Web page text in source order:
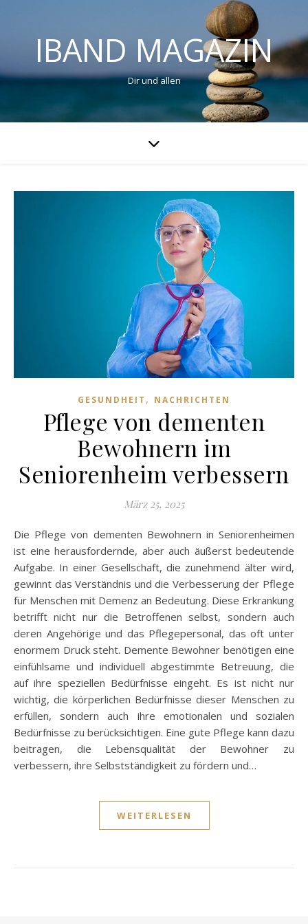
IBAND MAGAZIN
Dir und allen
GESUNDHEIT , NACHRICHTEN
Pflege von dementen
Bewohnern im
Seniorenheim verbessern
März 25, 2025
Die Pflege von dementen Bewohnern in Seniorenheimen
ist eine herausfordernde, aber auch äußerst bedeutende
Aufgabe. In einer Gesellschaft, die zunehmend älter wird,
gewinnt das Verständnis und die Verbesserung der Pflege
für Menschen mit Demenz an Bedeutung. Diese Erkrankung
betrifft nicht nur die Betroffenen selbst, sondern auch
deren Angehörige und das Pflegepersonal, das oft unter
enormem Druck steht. Demente Bewohner benötigen eine
einfühlsame und individuell abgestimmte Betreuung, die
auf ihre speziellen Bedürfnisse eingeht. Es ist nicht nur
wichtig, die körperlichen Bedürfnisse dieser Menschen zu
erfüllen, sondern auch ihre emotionalen und sozialen
Bedürfnisse zu berücksichtigen. Eine gute Pflege kann dazu
beitragen, die Lebensqualität der Bewohner zu
verbessern, ihre Selbstständigkeit zu fördern und…
WEITERLESEN